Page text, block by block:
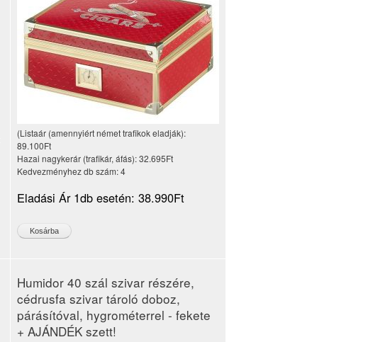
(Listaár (amennyiért német trafikok eladják):
89.100Ft
Hazai nagykerár (trafikár, áfás):32.695Ft
Kedvezményhez db szám:4
Eladási Ár 1db esetén: 38.990Ft
Humidor 40 szál szivar részére,
cédrusfa szivar tároló doboz,
párásítóval, hygrométerrel - fekete
+ AJÁNDÉK szett!